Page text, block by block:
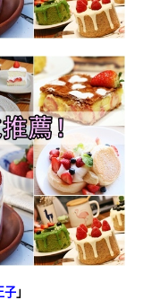
子」